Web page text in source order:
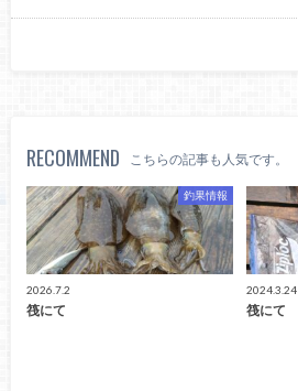
RECOMMEND こちらの記事も人気です。
釣果情報
2026.7.2
筏にて
2024.3.24
筏にて